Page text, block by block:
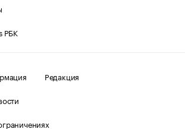
РБК
Редакция